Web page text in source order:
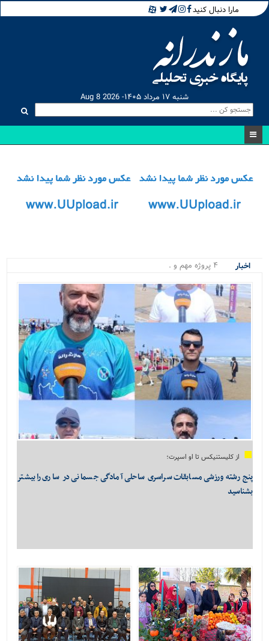
مارا دنبال کنید
شنبه ۱۷ مرداد ۱۴۰۵- Aug 8 2026
اخبار
۴ پروژه مهم و حیاتی نور و مح.
از کلیستنیکس تا او اسپرت؛
پنج رشته ورزشی مسابقات سراسری ساحلی آمادگی جسمانی در ساری را بیشتر
بشناسید